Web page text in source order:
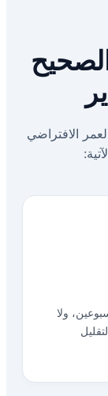
الافتراضي
ولا
من 24 مئوية لتقليل